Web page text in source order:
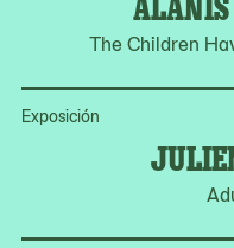
The Children
Exposición